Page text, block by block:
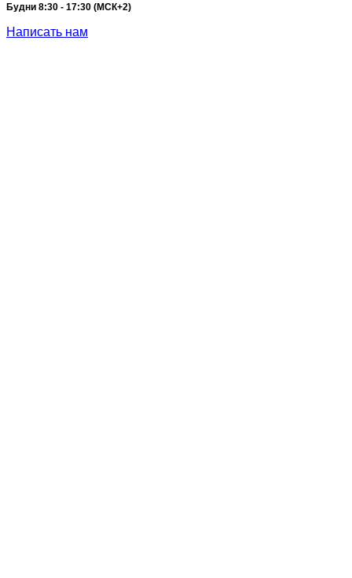
Будни 8:30 - 17:30 (МСК+2)
Написать нам